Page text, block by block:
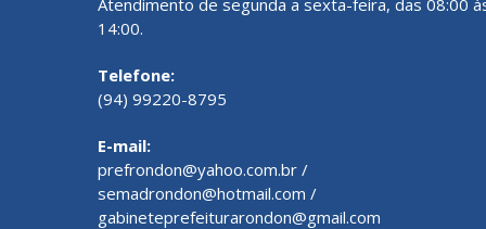
14:00.
Telefone:
(94) 99220-8795
E-mail:
prefrondon@yahoo.com.br /
semadrondon@hotmail.com /
gabineteprefeiturarondon@gmail.com